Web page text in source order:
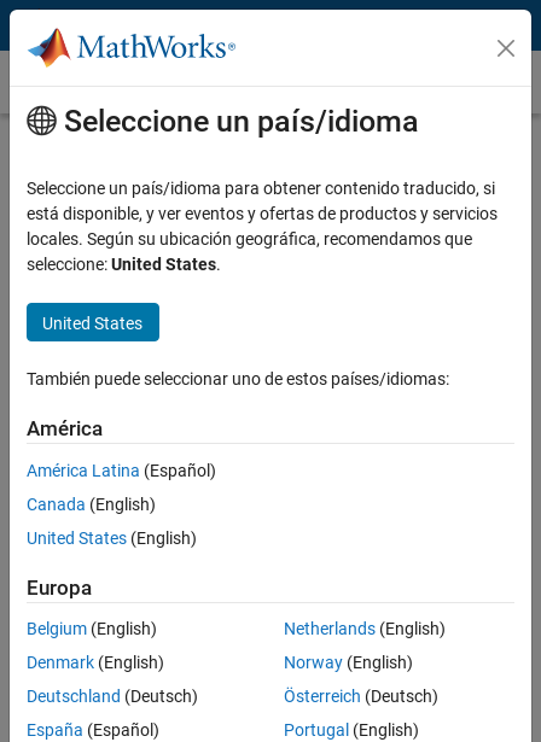
Saltar al contenido
Obtenga MATLAB
Pruebe MATLAB, Simulink y más, de
forma gratuita
Simulink y otros productos complementarios para solucionar
complejos retos de diseño.
Seleccione un país/idioma
Seleccione un país/idioma para obtener contenido traducido, si
está disponible, y ver eventos y ofertas de productos y servicios
locales. Según su ubicación geográfica, recomendamos que
seleccione:United States.
United States
También puede seleccionar uno de estos países/idiomas:
América
América Latina (Español)
Canada (English)
United States (English)
Europa
Belgium (English)
Denmark (English)
Deutschland (Deutsch)
España (Español)
Netherlands(English)
Norway(English)
Österreich (Deutsch)
Portugal (English)